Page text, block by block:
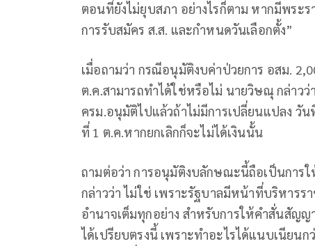
ตอนที่ยังไม่ยุบสภา อย่างไรก็ตาม หากมีพระ
การรับสมัคร ส.ส. และกำหนดวันเลือกตั้ง”
เมื่อถามว่า กรณีอนุมัติงบค่าป่วยการ อสม.
ต.ค.สามารถทำได้ใช่หรือไม่ นายวิษณุ กล่าว
ครม.อนุมัติไปแล้วถ้าไม่มีการเปลี่ยนแปลง วั
ที่ 1 ต.ค.หากยกเลิกก็จะไม่ได้เงินนั้น
ถามต่อว่า การอนุมัติงบลักษณะนี้ถือเป็นการ
กล่าวว่า ไม่ใช่ เพราะรัฐบาลมีหน้าที่บริหาร
อำนาจเต็มทุกอย่าง สำหรับการให้คำสั่นสัญ
ได้เปรียบตรงนี้ เพราะทำอะไรได้แนบเนียน